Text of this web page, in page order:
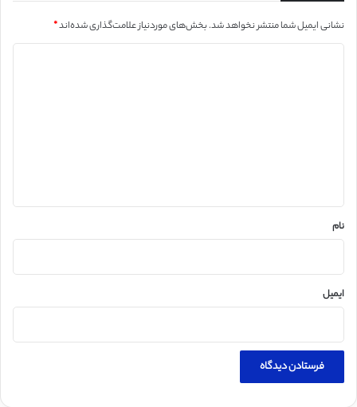
نشانی ایمیل شما منتشر نخواهد شد.بخش‌های موردنیاز علامت‌گذاری شده‌اند*
نام
ایمیل